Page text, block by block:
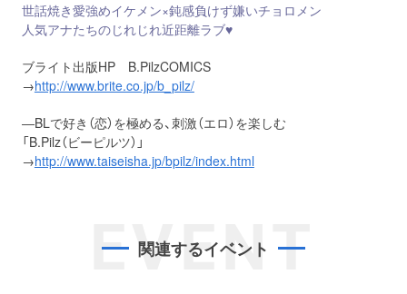
世話焼き愛強めイケメン×鈍感負けず嫌いチョロメン
人気アナたちのじれじれ近距離ラブ♥
ブライト出版HP B.PilzCOMICS
→http://www.brite.co.jp/b_pilz/
―BLで好き（恋）を極める、刺激（エロ）を楽しむ
「B.Pilz（ビーピルツ）」
→http://www.taiseisha.jp/bpilz/index.html
EVENT
関連するイベント